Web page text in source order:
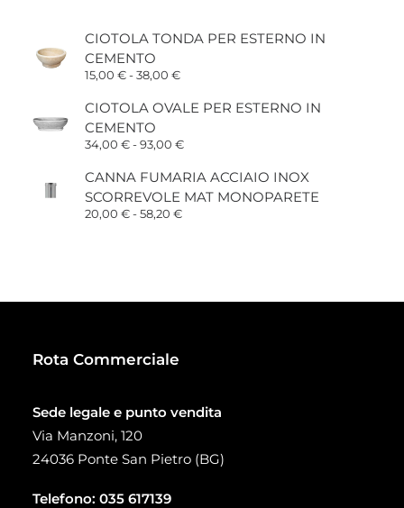
CIOTOLA TONDA PER ESTERNO IN
CEMENTO
15,00 €-38,00 €Fascia
prezzo:
da
a
CIOTOLA OVALE PER ESTERNO IN
CEMENTO
34,00 €-93,00 €Fascia
prezzo:
da
34,00 €
CANNA FUMARIA ACCIAIO INOX
SCORREVOLE MAT MONOPARETE
20,00 €-58,20 €Fascia
Rota Commerciale
Sede legale e punto vendita
Via Manzoni, 120
24036 Ponte San Pietro (BG)
Telefono: 035 617139